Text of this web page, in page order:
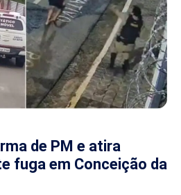
de PM e atira
fuga em Conceição da